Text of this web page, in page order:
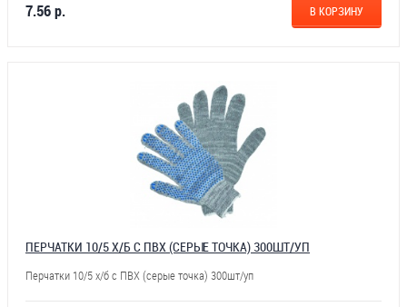
7.56 р. В КОРЗИНУ
ПЕРЧАТКИ 10/5 Х/Б С ПВХ (СЕРЫЕ ТОЧКА) 300ШТ/УП
Перчатки 10/5 х/б с ПВХ (серые точка) 300шт/уп